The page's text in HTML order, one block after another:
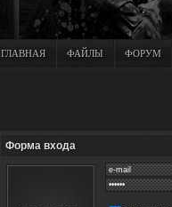
ГЛАВНАЯ ФАЙЛЫ ФОРУМ
Форма входа